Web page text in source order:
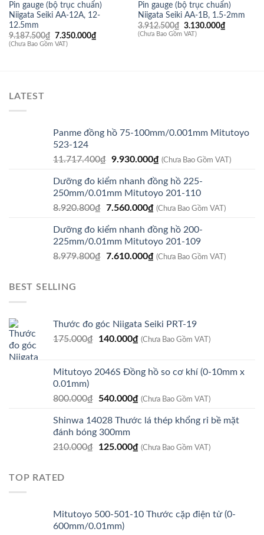
Pin gauge (bộ trục chuẩn)
Niigata Seiki AA-12A, 12-
12.5mm
9.187.500₫ Giá
gốc
7.350.000₫Giá
hiện
(Chưa Bao Gồm VAT)
Pin gauge (bộ trục chuẩn)
Niigata Seiki AA-1B, 1.5-2mm
3.912.500₫ Giá
gốc
3.130.000₫Giá
hiện
(Chưa Bao Gồm VAT)
LATEST
Panme đồng hồ 75-100mm/0.001mm Mitutoyo
523-124
11.717.400₫ Giá
là:
11.717.400₫.
9.930.000₫Giá
tại
là:
9.930.000₫.
(Chưa Bao Gồm VAT)
Dưỡng đo kiểm nhanh đồng hồ 225-
250mm/0.01mm Mitutoyo 201-110
8.920.800₫ Giá
là:
8.920.800₫.
7.560.000₫Giá
tại
là:
7.560.000₫.
(Chưa Bao Gồm VAT)
Dưỡng đo kiểm nhanh đồng hồ 200-
225mm/0.01mm Mitutoyo 201-109
8.979.800₫ Giá
7.610.000₫Giá
(Chưa Bao Gồm VAT)
BEST SELLING
Thước đo góc Niigata Seiki PRT-19
175.000₫
Giá
175.000₫.
140.000₫Giá
là:
(Chưa Bao Gồm VAT)
Mitutoyo 2046S Đồng hồ so cơ khí (0-10mm x
0.01mm)
800.000₫
Giá
là:
800.000₫.
540.000₫Giá
tại
540.000₫.
(Chưa Bao Gồm VAT)
Shinwa 14028 Thước lá thép khổng rỉ bề mặt
đánh bóng 300mm
210.000₫
Giá
125.000₫Giá
(Chưa Bao Gồm VAT)
TOP RATED
Mitutoyo 500-501-10 Thước cặp điện tử (0-
600mm/0.01mm)